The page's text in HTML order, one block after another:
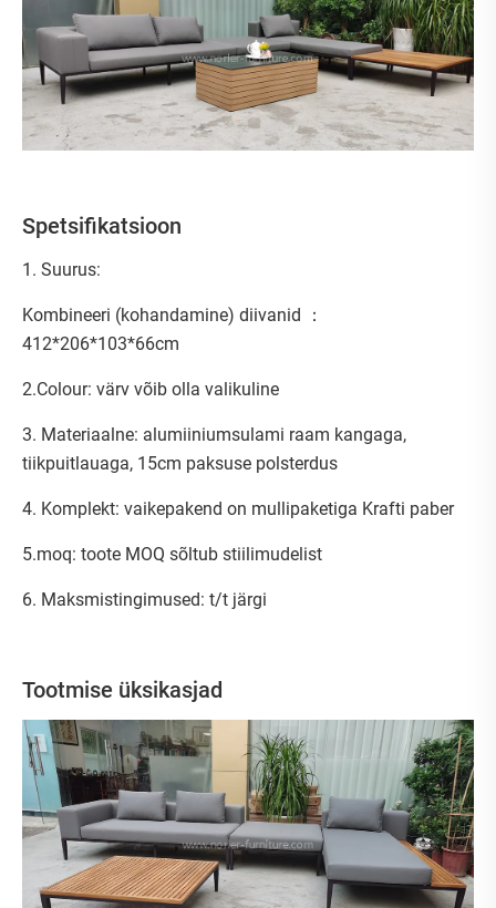
Spetsifikatsioon
1. Suurus:
Kombineeri (kohandamine) diivanid ：
412*206*103*66cm
2.Colour: värv võib olla valikuline
3. Materiaalne: alumiiniumsulami raam kangaga,
tiikpuitlauaga, 15cm paksuse polsterdus
4. Komplekt: vaikepakend on mullipaketiga Krafti paber
5.moq: toote MOQ sõltub stiilimudelist
6. Maksmistingimused: t/t järgi
Tootmise üksikasjad